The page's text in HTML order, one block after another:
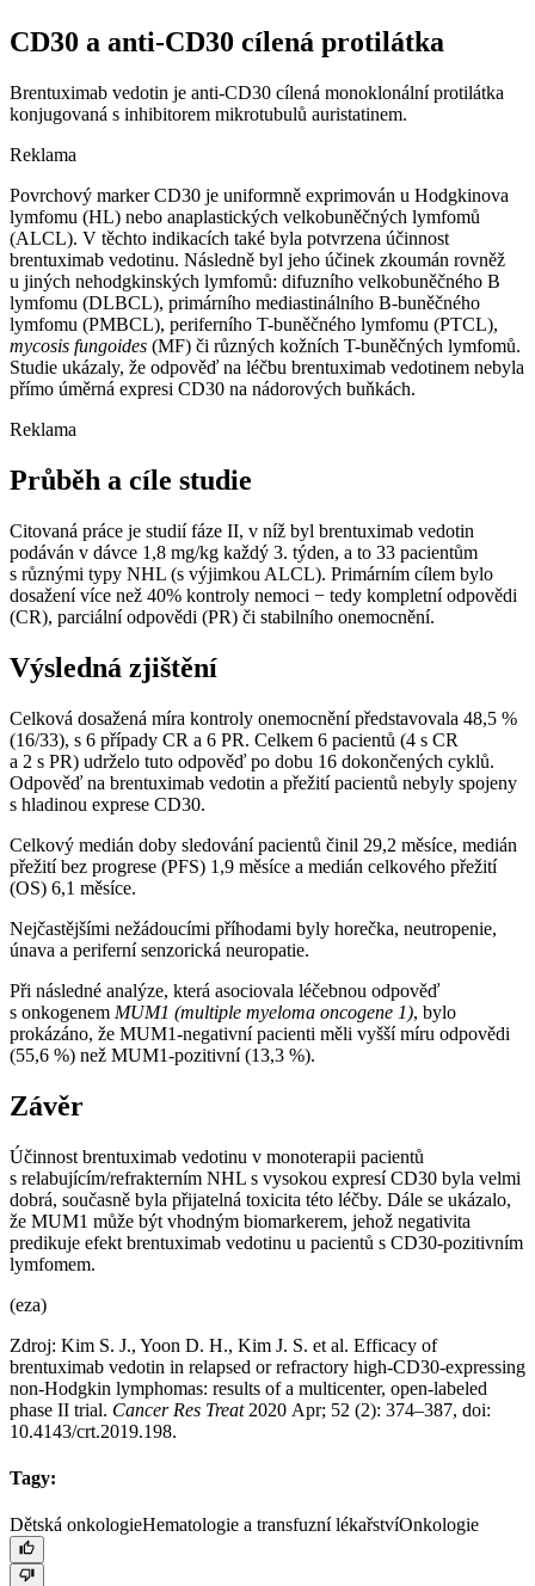
CD30 a anti-CD30 cílená protilátka
Brentuximab vedotin je anti-CD30 cílená monoklonální protilátka
konjugovaná s inhibitorem mikrotubulů auristatinem.
Reklama
Povrchový marker CD30 je uniformně exprimován u Hodgkinova
lymfomu (HL) nebo anaplastických velkobuněčných lymfomů
(ALCL). V těchto indikacích také byla potvrzena účinnost
brentuximab vedotinu. Následně byl jeho účinek zkoumán rovněž
u jiných nehodgkinských lymfomů: difuzního velkobuněčného B
lymfomu (DLBCL), primárního mediastinálního B-buněčného
lymfomu (PMBCL), periferního T-buněčného lymfomu (PTCL),
mycosis fungoides (MF) či různých kožních T-buněčných lymfomů.
Studie ukázaly, že odpověď na léčbu brentuximab vedotinem nebyla
přímo úměrná expresi CD30 na nádorových buňkách.
Reklama
Průběh a cíle studie
Citovaná práce je studií fáze II, v níž byl brentuximab vedotin
podáván v dávce 1,8 mg⁠/⁠kg každý 3. týden, a to 33 pacientům
s různými typy NHL (s výjimkou ALCL). Primárním cílem bylo
dosažení více než 40% kontroly nemoci −⁠ tedy kompletní odpovědi
(CR), parciální odpovědi (PR) či stabilního onemocnění.
Výsledná zjištění
Celková dosažená míra kontroly onemocnění představovala 48,5 %
(16/33), s 6 případy CR a 6 PR. Celkem 6 pacientů (4 s CR
a 2 s PR) udrželo tuto odpověď po dobu 16 dokončených cyklů.
Odpověď na brentuximab vedotin a přežití pacientů nebyly spojeny
s hladinou exprese CD30.
Celkový medián doby sledování pacientů činil 29,2 měsíce, medián
přežití bez progrese (PFS) 1,9 měsíce a medián celkového přežití
(OS) 6,1 měsíce.
Nejčastějšími nežádoucími příhodami byly horečka, neutropenie,
únava a periferní senzorická neuropatie.
Při následné analýze, která asociovala léčebnou odpověď
s onkogenem MUM1 (multiple myeloma oncogene 1), bylo
prokázáno, že MUM1-negativní pacienti měli vyšší míru odpovědi
(55,6 %) než MUM1-pozitivní (13,3 %).
Závěr
Účinnost brentuximab vedotinu v monoterapii pacientů
s relabujícím/refrakterním NHL s vysokou expresí CD30 byla velmi
dobrá, současně byla přijatelná toxicita této léčby. Dále se ukázalo,
že MUM1 může být vhodným biomarkerem, jehož negativita
predikuje efekt brentuximab vedotinu u pacientů s CD30-pozitivním
lymfomem.
(eza)
Zdroj: Kim S. J., Yoon D. H., Kim J. S. et al. Efficacy of
brentuximab vedotin in relapsed or refractory high-CD30-expressing
non-Hodgkin lymphomas: results of a multicenter, open-labeled
phase II trial. Cancer Res Treat2020 Apr; 52 (2): 374–387, doi:
10.4143/crt.2019.198.
Tagy:
Dětská onkologieHematologie a transfuzní lékařstvíOnkologie